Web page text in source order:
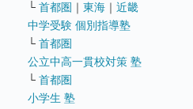
└ 首都圏 ｜ 東海 ｜ 近畿
中学受験 個別指導塾
└ 首都圏
公立中高一貫校対策 塾
└ 首都圏
小学生 塾